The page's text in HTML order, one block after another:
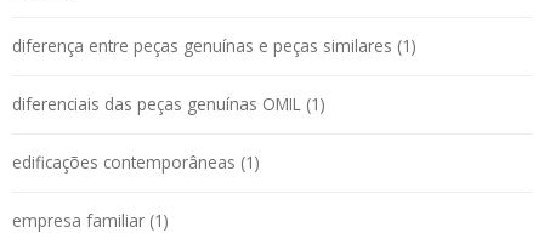
diferença entre peças genuínas e peças similares (1)
diferenciais das peças genuínas OMIL (1)
edificações contemporâneas (1)
empresa familiar (1)